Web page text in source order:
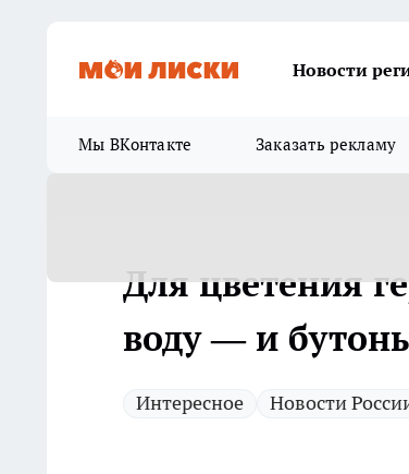
Новости
Мы ВКонтакте Заказать рекламу
Для цветения
воду — и
Интересное Новости